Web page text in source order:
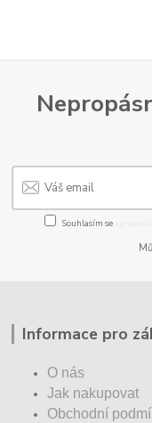
Souhlasím se
Informace pro
O nás
Jak nakupovat
Obchodní